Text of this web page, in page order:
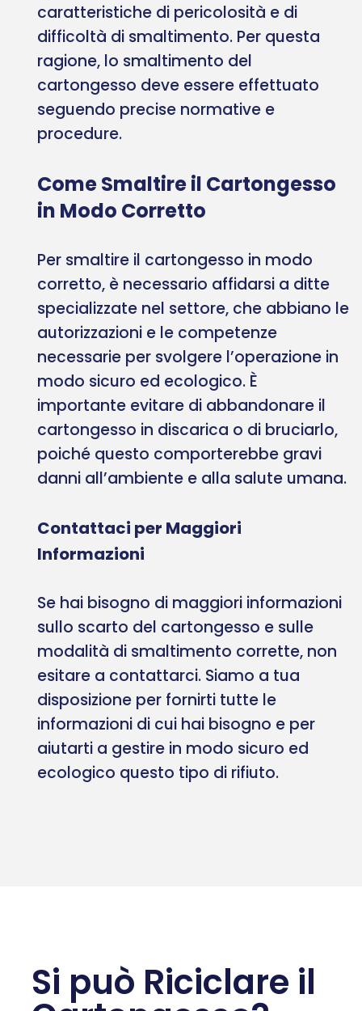
caratteristiche di pericolosità e di
difficoltà di smaltimento. Per questa
ragione, lo smaltimento del
cartongesso deve essere effettuato
seguendo precise normative e
procedure.
Come Smaltire il Cartongesso
in Modo Corretto
Per smaltire il cartongesso in modo
corretto, è necessario affidarsi a ditte
specializzate nel settore, che abbiano le
autorizzazioni e le competenze
necessarie per svolgere l’operazione in
modo sicuro ed ecologico. È
importante evitare di abbandonare il
cartongesso in discarica o di bruciarlo,
poiché questo comporterebbe gravi
danni all’ambiente e alla salute umana.
Contattaci per Maggiori
Informazioni
Se hai bisogno di maggiori informazioni
sullo scarto del cartongesso e sulle
modalità di smaltimento corrette, non
esitare a contattarci. Siamo a tua
disposizione per fornirti tutte le
informazioni di cui hai bisogno e per
aiutarti a gestire in modo sicuro ed
ecologico questo tipo di rifiuto.
Si può Riciclare il